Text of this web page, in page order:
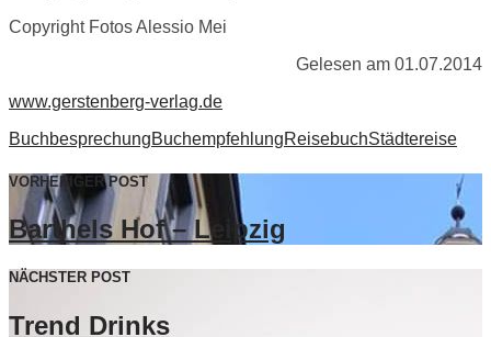
Copyright Fotos Alessio Mei
Gelesen am 01.07.2014
www.gerstenberg-verlag.de
BuchbesprechungBuchempfehlungReisebuchStädtereise
VORHERIGER POST
Barthels Hof – Leipzig
NÄCHSTER POST
Trend Drinks